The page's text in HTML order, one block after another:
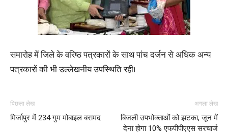
समारोह में जिले के वरिष्ठ पत्रकारों के साथ पांच दर्जन से अधिक अन्य
पत्रकारों की भी उल्लेखनीय उपस्थिति रही।
पिछला लेख
मिर्जापुर में 234 गुम मोबाइल बरामद
अगला लेख
बिजली उपभोक्ताओं को झटका, जून में
देना होगा 10% एफपीपीएएस सरचार्ज